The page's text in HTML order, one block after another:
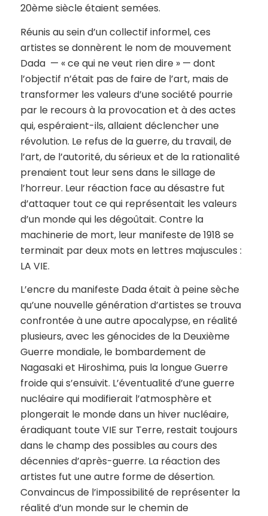
20ème siècle étaient semées.
Réunis au sein d’un collectif informel, ces
artistes se donnèrent le nom de mouvement
Dada — « ce qui ne veut rien dire » — dont
l’objectif n’était pas de faire de l’art, mais de
transformer les valeurs d’une société pourrie
par le recours à la provocation et à des actes
qui, espéraient-ils, allaient déclencher une
révolution. Le refus de la guerre, du travail, de
l’art, de l’autorité, du sérieux et de la rationalité
prenaient tout leur sens dans le sillage de
l’horreur. Leur réaction face au désastre fut
d’attaquer tout ce qui représentait les valeurs
d’un monde qui les dégoûtait. Contre la
machinerie de mort, leur manifeste de 1918 se
terminait par deux mots en lettres majuscules :
LA VIE.
L’encre du manifeste Dada était à peine sèche
qu’une nouvelle génération d’artistes se trouva
confrontée à une autre apocalypse, en réalité
plusieurs, avec les génocides de la Deuxième
Guerre mondiale, le bombardement de
Nagasaki et Hiroshima, puis la longue Guerre
froide qui s’ensuivit. L’éventualité d’une guerre
nucléaire qui modifierait l’atmosphère et
plongerait le monde dans un hiver nucléaire,
éradiquant toute VIE sur Terre, restait toujours
dans le champ des possibles au cours des
décennies d’après-guerre. La réaction des
artistes fut une autre forme de désertion.
Convaincus de l’impossibilité de représenter la
réalité d’un monde sur le chemin de